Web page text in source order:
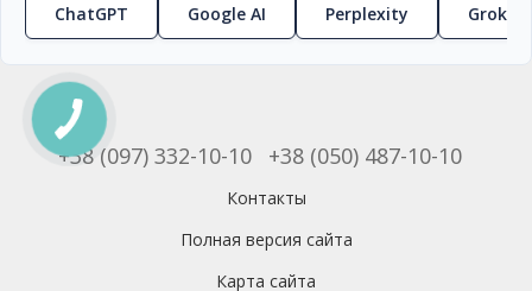
ChatGPT Google AI Perplexity Grok
+38 (097) 332-10-10 +38 (050) 487-10-10
Контакты
Полная версия сайта
Карта сайта